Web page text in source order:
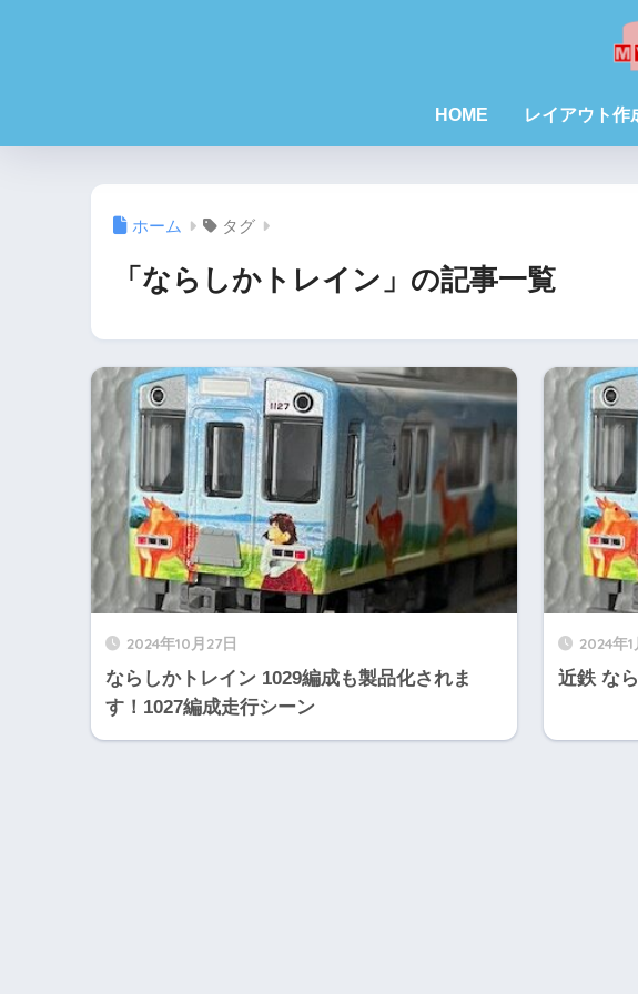
HOME レイアウト作
ホーム タグ
「ならしかトレイン」の記事一覧
2024年10月27日
ならしかトレイン 1029編成も製品化されま
す！1027編成走行シーン
2024年1
近鉄 な